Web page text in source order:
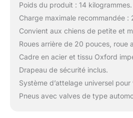
Poids du produit : 14 kilogrammes.
Charge maximale recommandée :
Convient aux chiens de petite et
Roues arrière de 20 pouces, roue
Cadre en acier et tissu Oxford
Drapeau de sécurité inclus.
Système d’attelage universel pour
Pneus avec valves de type